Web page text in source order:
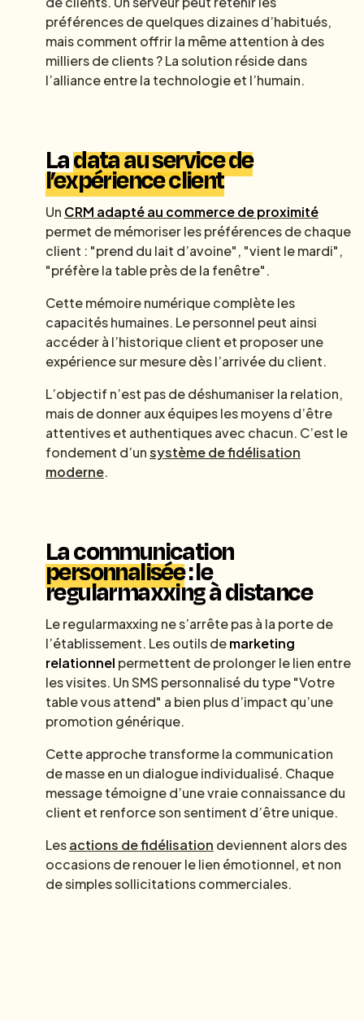
préférences de quelques dizaines d’habitués,
mais comment offrir la même attention à des
milliers de clients ? La solution réside dans
l’alliance entre la technologie et l’humain.
Ladata au service de
l’expérience client
Un CRM adapté au commerce de proximité
permet de mémoriser les préférences de chaque
client : "prend du lait d’avoine", "vient le mardi",
"préfère la table près de la fenêtre".
Cette mémoire numérique complète les
capacités humaines. Le personnel peut ainsi
accéder à l’historique client et proposer une
expérience sur mesure dès l’arrivée du client.
L’objectif n’est pas de déshumaniser la relation,
mais de donner aux équipes les moyens d’être
attentives et authentiques avec chacun. C’est le
fondement d’unsystème de fidélisation
moderne.
La communication
personnalisée: le
regularmaxxing à distance
Le regularmaxxing ne s’arrête pas à la porte de
l’établissement. Les outils demarketing
relationnel permettent de prolonger le lien entre
les visites. Un SMS personnalisé du type "Votre
table vous attend" a bien plus d’impact qu’une
promotion générique.
Cette approche transforme la communication
de masse en un dialogue individualisé. Chaque
message témoigne d’une vraie connaissance du
client et renforce son sentiment d’être unique.
Lesactions de fidélisation deviennent alors des
occasions de renouer le lien émotionnel, et non
de simples sollicitations commerciales.